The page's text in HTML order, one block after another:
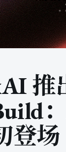
推
登场